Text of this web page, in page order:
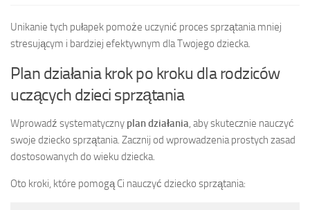
Unikanie tych pułapek pomoże uczynić proces sprzątania mniej
stresującym i bardziej efektywnym dla Twojego dziecka.
Plan działania krok po kroku dla rodziców
uczących dzieci sprzątania
Wprowadź systematyczny plan działania, aby skutecznie nauczyć
swoje dziecko sprzątania. Zacznij od wprowadzenia prostych zasad
dostosowanych do wieku dziecka.
Oto kroki, które pomogą Ci nauczyć dziecko sprzątania: